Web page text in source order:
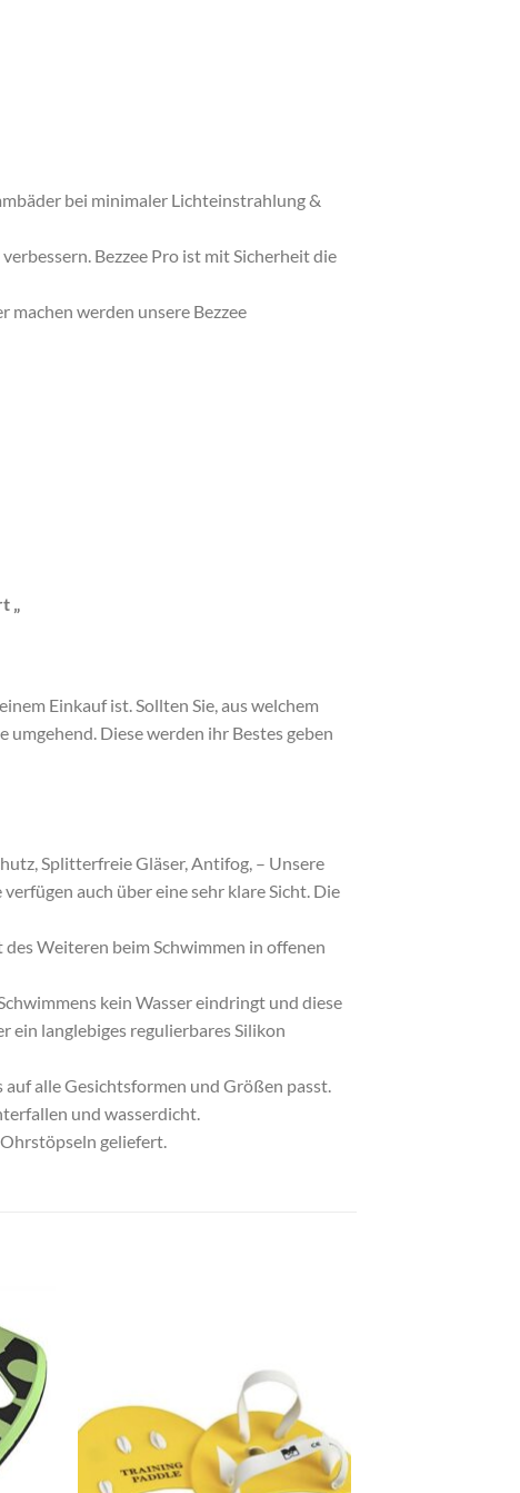
bei minimaler Lichteinstrahlung &
Bezzee Pro ist mit Sicherheit die
machen werden unsere Bezzee
Einkauf ist. Sollten Sie, aus welchem
Diese werden ihr Bestes geben
Splitterfreie Gläser, Antifog, – Unsere
auch über eine sehr klare Sicht. Die
Weiteren beim Schwimmen in offenen
kein Wasser eindringt und diese
ein langlebiges regulierbares Silikon
alle Gesichtsformen und Größen passt.
und wasserdicht.
geliefert.
Zu
hinzufügen